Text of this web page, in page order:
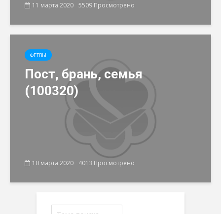
11 марта 2020 5509 Просмотрено
ФЕТВЫ
Пост, брань, семья
(100320)
10 марта 2020 4013 Просмотрено